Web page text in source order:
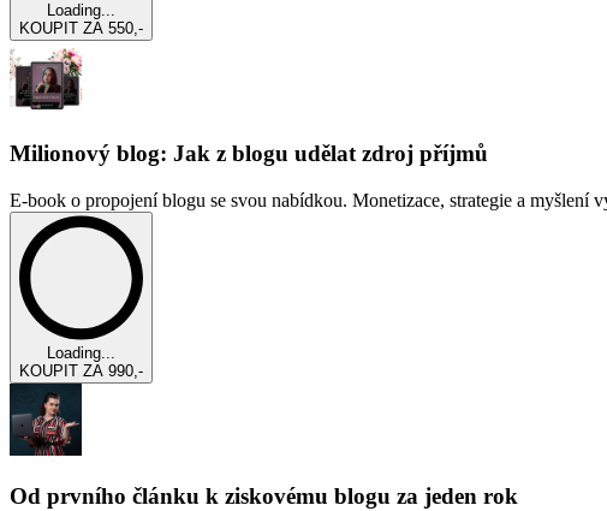
Loading...
KOUPIT ZA 550,-
Milionový blog: Jak z blogu udělat zdroj příjmů
E-book o propojení blogu se svou nabídkou. Monetizace, strategie a myšlení
Loading...
KOUPIT ZA 990,-
Od prvního článku k ziskovému blogu za jeden rok